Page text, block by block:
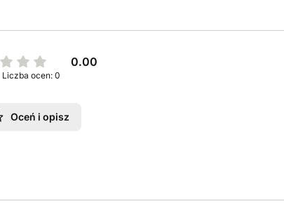
0.00
Liczba ocen: 0
Oceń i opisz